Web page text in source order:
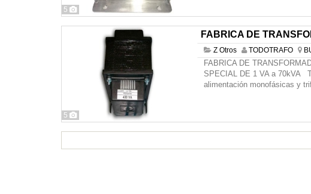
5
5
FABRICA DE
Z Otros TODOTRAFO
FABRICA DE
SPECIAL DE 1 VA a 70kVA
alimentación monofásicas y